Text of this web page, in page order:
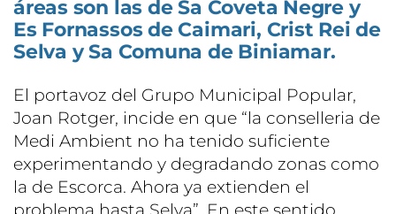
áreas son las de Sa Coveta Negre y
Es Fornassos de Caimari, Crist Rei de
Selva y Sa Comuna de Biniamar.
El portavoz del Grupo Municipal Popular,
Joan Rotger, incide en que “la conselleria de
Medi Ambient no ha tenido suficiente
experimentando y degradando zonas como
la de Escorca. Ahora ya extienden el